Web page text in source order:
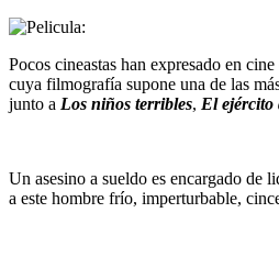
Pocos cineastas han expresado en
cuya filmografía supone una de las
junto a Los niños terribles, El ejército
Un asesino a sueldo es encargado de
a este hombre frío, imperturbable,